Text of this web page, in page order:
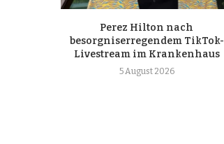
Perez Hilton nach
besorgniserregendem TikTok-
Livestream im Krankenhaus
5 August 2026